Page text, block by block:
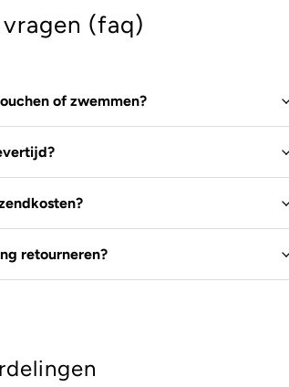
(faq)
of zwemmen?
retourneren?